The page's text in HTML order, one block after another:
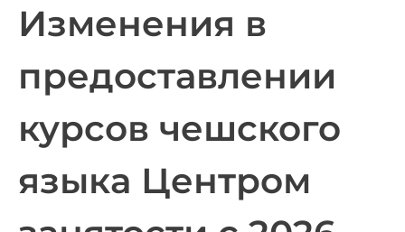
Изменения в
предоставлении
курсов чешского
языка Центром